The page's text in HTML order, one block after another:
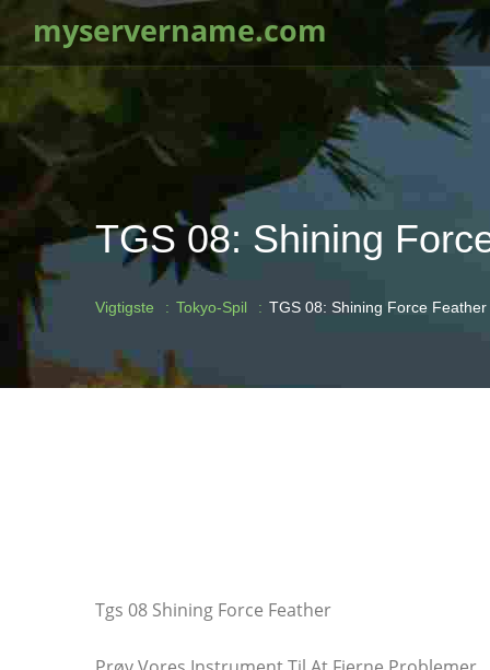
myservername.com
TGS 08: Shining
Vigtigste Tokyo-Spil TGS 08: Shining Force Feather
Tgs 08 Shining Force Feather